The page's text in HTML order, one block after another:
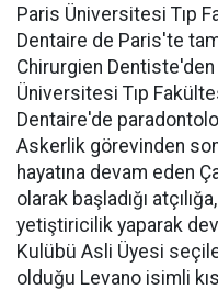
Paris Üniversitesi Tıp
Dentaire de Paris'te
Chirurgien
Üniversitesi Tıp
Dentaire'de
Askerlik görevinden
hayatına devam eden
olarak başladığı
yetiştiricilik yaparak
Kulübü Asli Üyesi
olduğu Levano isimli